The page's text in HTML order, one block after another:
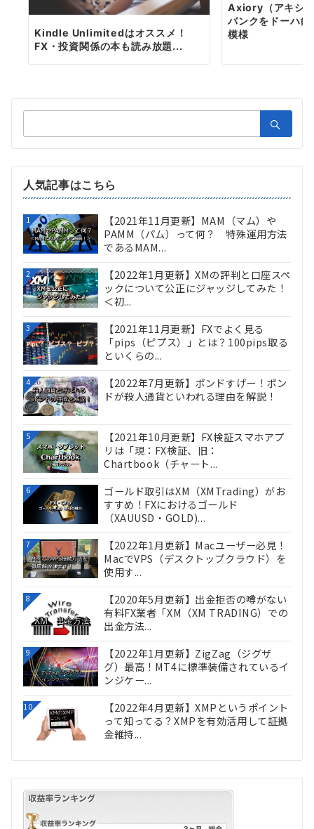
Kindle Unlimitedはオススメ！
FX・投資関係の本も読み放題...
Axiory（アキシ
バンクをドーハ
模様
索：
人気記事はこちら
1
【2021年11月更新】MAM（マム）や
PAMM（パム）って何？ 特殊運用方法
であるMAM...
2
【2022年1月更新】XMの評判と口座スペ
ックについて公正にジャッジしてみた！
＜初...
3
【2021年11月更新】FXでよく見る
「pips（ピプス）」とは？100pips取る
といくらの...
4
【2022年7月更新】ポンドすげー！ポン
ドが殺人通貨といわれる理由を解説！
5
【2021年10月更新】FX検証スマホアプ
リは「現：FX検証、旧：
Chartbook（チャート...
6
ゴールド取引はXM（XMTrading）がお
すすめ！FXにおけるゴールド
（XAUUSD・GOLD)...
7
【2022年1月更新】Macユーザー必見！
MacでVPS（デスクトップクラウド）を
使用す...
8
【2020年5月更新】出金拒否の噂がない
有料FX業者「XM（XM TRADING）での
出金方法...
9
【2022年1月更新】ZigZag（ジグザ
グ）最高！MT4に標準装備されているイ
ンジケー...
10
【2022年4月更新】XMPというポイント
って知ってる？XMPを有効活用して証拠
金維持...